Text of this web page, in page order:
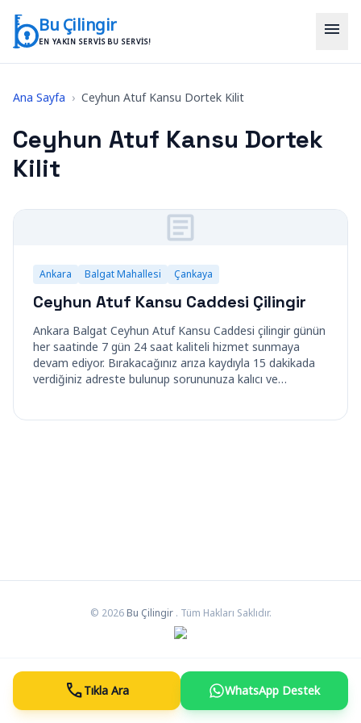
Bu Çilingir
EN YAKIN SERVIS BU SERVIS!
menu
Ana Sayfa › Ceyhun Atuf Kansu Dortek Kilit
Ceyhun Atuf Kansu Dortek
Kilit
Ankara Balgat Mahallesi Çankaya
Ceyhun Atuf Kansu Caddesi Çilingir
Ankara Balgat Ceyhun Atuf Kansu Caddesi çilingir günün
her saatinde 7 gün 24 saat kaliteli hizmet sunmaya
devam ediyor. Bırakacağınız arıza kaydıyla 15 dakikada
verdiğiniz adreste bulunup sorununuza kalıcı ve…
© 2026 Bu Çilingir . Tüm Hakları Saklıdır.
callTıkla Ara WhatsApp Destek